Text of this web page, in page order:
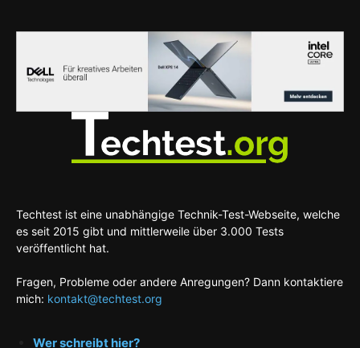
Techtest ist eine unabhängige Technik-Test-Webseite, welche
es seit 2015 gibt und mittlerweile über 3.000 Tests
veröffentlicht hat.
Fragen, Probleme oder andere Anregungen? Dann kontaktiere
mich: kontakt@techtest.org
Wer schreibt hier?